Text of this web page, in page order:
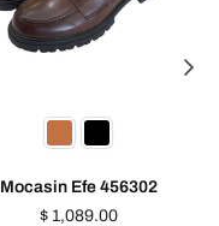
Mocasin Efe 456302
Precio
$ 1,089.00